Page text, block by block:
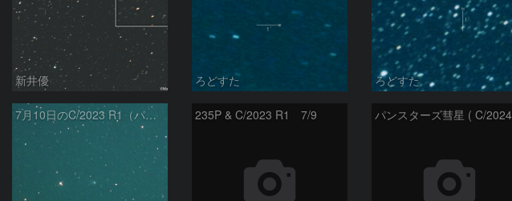
新井優 ろどすた ろどすた
7月10日のC/2023 R1（パンスターズ彗星） 235P & C/2023 R1 7/9